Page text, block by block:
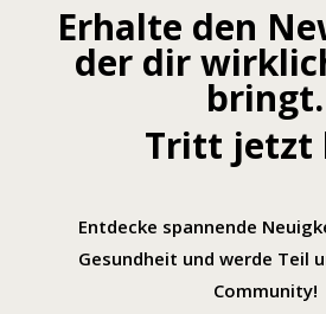
Erhalte den
der dir
bringt.
Tritt jetzt
Entdecke spannende
Gesundheit und werde Teil
Community!